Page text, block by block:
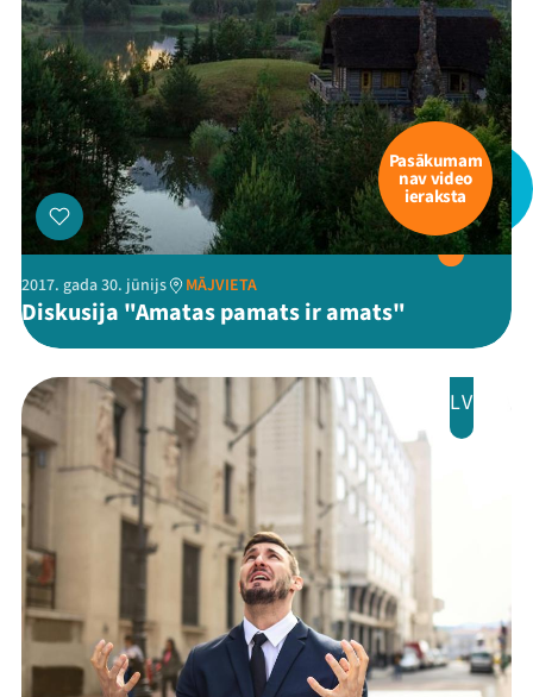
Arhīvs
Viņi bija LAMPĀ 2026
Jaunumi
Ziedo
Veikals
Kontakti
FacebookYoutube
X Instagram
Flick
Pasākumam
nav video
ieraksta
2017. gada 30. jūnijs MĀJVIETA
Diskusija "Amatas pamats ir amats"
LV